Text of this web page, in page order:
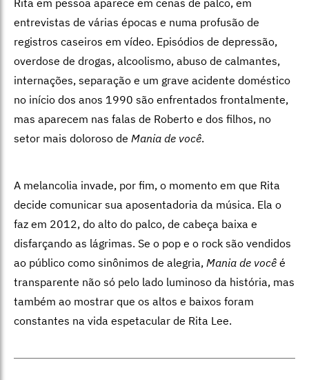
Rita em pessoa aparece em cenas de palco, em
entrevistas de várias épocas e numa profusão de
registros caseiros em vídeo. Episódios de depressão,
overdose de drogas, alcoolismo, abuso de calmantes,
internações, separação e um grave acidente doméstico
no início dos anos 1990 são enfrentados frontalmente,
mas aparecem nas falas de Roberto e dos filhos, no
setor mais doloroso de Mania de você.
A melancolia invade, por fim, o momento em que Rita
decide comunicar sua aposentadoria da música. Ela o
faz em 2012, do alto do palco, de cabeça baixa e
disfarçando as lágrimas. Se o pop e o rock são vendidos
ao público como sinônimos de alegria, Mania de você é
transparente não só pelo lado luminoso da história, mas
também ao mostrar que os altos e baixos foram
constantes na vida espetacular de Rita Lee.